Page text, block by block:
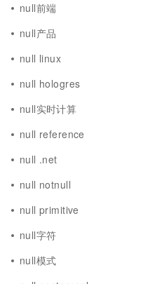
null前端
null产品
null linux
null hologres
null实时计算
null reference
null .net
null notnull
null primitive
null字符
null模式